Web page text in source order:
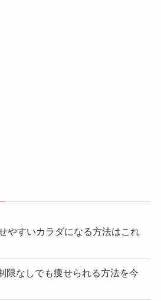
やすいカラダになる方法はこれ
限なしでも痩せられる方法を今